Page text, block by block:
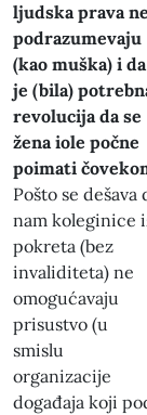
ljudska prava ne
podrazumevaju
(kao muška) i da
je (bila)
revolucija da se
žena iole počne
poimati
Pošto se dešava
nam koleginice
pokreta (bez
invaliditeta) ne
omogućavaju
prisustvo (u
smislu
organizacije
događaja koji